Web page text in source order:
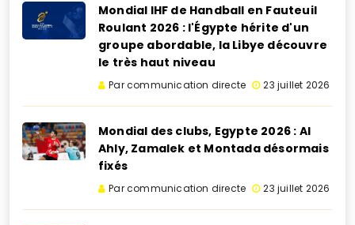
Mondial IHF de Handball en Fauteuil
Roulant 2026 : l'Égypte hérite d'un
groupe abordable, la Libye découvre
le très haut niveau
Par communication directe 23 juillet 2026
Mondial des clubs, Egypte 2026 : Al
Ahly, Zamalek et Montada désormais
fixés
Par communication directe 23 juillet 2026